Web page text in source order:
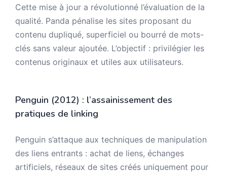
Cette mise à jour a révolutionné l’évaluation de la
qualité. Panda pénalise les sites proposant du
contenu dupliqué, superficiel ou bourré de mots-
clés sans valeur ajoutée. L’objectif : privilégier les
contenus originaux et utiles aux utilisateurs.
Penguin (2012) : l’assainissement des
pratiques de linking
Penguin s’attaque aux techniques de manipulation
des liens entrants : achat de liens, échanges
artificiels, réseaux de sites créés uniquement pour